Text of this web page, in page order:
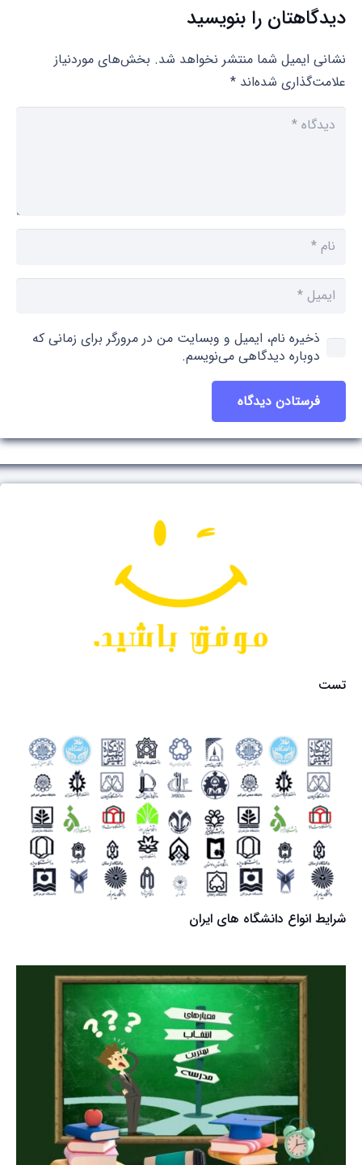
دیدگاهتان را بنویسید
نشانی ایمیل شما منتشر نخواهد شد. بخش‌های موردنیاز
علامت‌گذاری شده‌اند *
ذخیره نام، ایمیل و وبسایت من در مرورگر برای زمانی که
دوباره دیدگاهی می‌نویسم.
فرستادن دیدگاه
تست
شرایط انواع دانشگاه های ایران